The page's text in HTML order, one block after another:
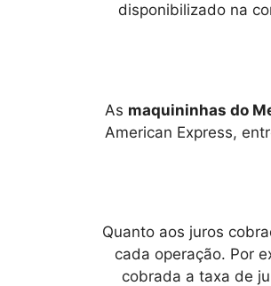
disponibilizado na
As maquininhas do
American Express,
Quanto aos juros
cada operação. Por
cobrada a taxa de